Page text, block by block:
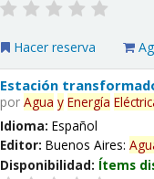
Hacer reserva
Estación
porAgua y Energía
Idioma:Español
Editor:Buenos Aires:
Disponibilidad: Ítems